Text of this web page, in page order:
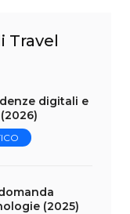
Travel
digitali e
(2025)